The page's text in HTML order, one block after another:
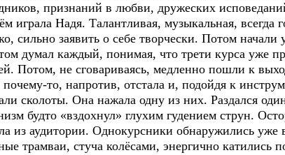
признаний в любви, дружеских
играла Надя. Талантливая, музыкальная,
сильно заявить о себе творчески. Потом начали
думал каждый, понимая, что трети курса уже
Потом, не сговариваясь, медленно пошли к
почему-то, напротив, отстала и, подойдя к
сколоты. Она нажала одну из них. Раздался
будто «вздохнул» глухим гудением струн.
из аудитории. Однокурсники обнаружились уже
трамваи, стуча колёсами, энергично катились